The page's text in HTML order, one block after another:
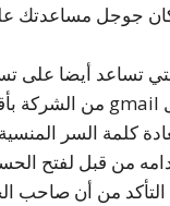
جوجل مساعدتك
تساعد أيضا على
كلمة السر
من قبل لفتح
من أن صاحب